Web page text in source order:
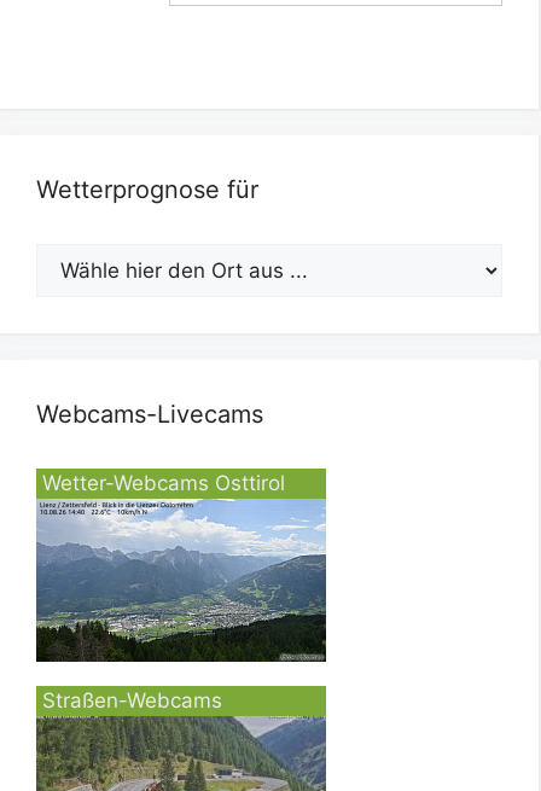
Wetterprognose für
Webcams-Livecams
Wetter-Webcams Osttirol
Straßen-Webcams